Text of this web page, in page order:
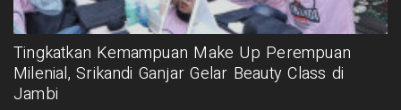
Tingkatkan Kemampuan Make Up Perempuan
Milenial, Srikandi Ganjar Gelar Beauty Class di
Jambi